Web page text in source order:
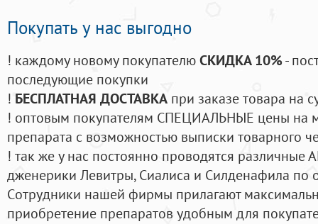
Покупать у нас выгодно
! каждому новому покупателюСКИДКА 10%-
последующие покупки
! БЕСПЛАТНАЯ ДОСТАВКА при заказе товара на
! оптовым покупателям СПЕЦИАЛЬНЫЕ цены на
препарата с возможностью выписки товарного
! так же у нас постоянно проводятся
дженерики Левитры, Сиалиса и Силденафила по
Cотрудники нашей фирмы прилагают
приобретение препаратов удобным для